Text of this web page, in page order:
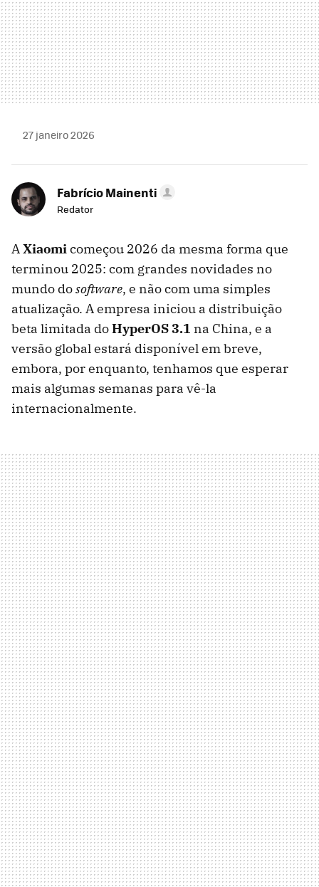
27 janeiro 2026
Fabrício Mainenti
Redator
AXiaomicomeçou 2026 da mesma forma que
terminou 2025: com grandes novidades no
mundo dosoftware, e não com uma simples
atualização. A empresa iniciou a distribuição
beta limitada doHyperOS 3.1 na China, e a
versão global estará disponível em breve,
embora, por enquanto, tenhamos que esperar
mais algumas semanas para vê-la
internacionalmente.